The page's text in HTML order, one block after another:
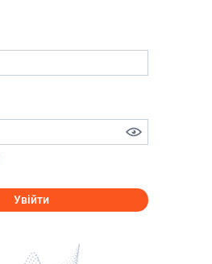
Увійти